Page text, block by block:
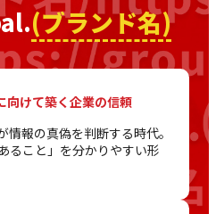
(ブランド名)
向けて築く企業の信頼
報の真偽を判断する時代。
ること」を分かりやすい形